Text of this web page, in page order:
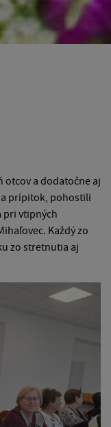
otcov a dodatočne aj
prípitok, pohostili
pri vtipných
Každý zo
zo stretnutia aj